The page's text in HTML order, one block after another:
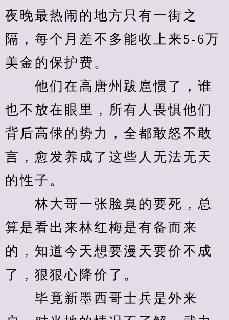
夜晚最热闹的地方只有一街之
隔，每个月差不多能收上来5-6万
美金的保护费。
他们在高唐州跋扈惯了，谁
也不放在眼里，所有人畏惧他们
背后高俅的势力，全都敢怒不敢
言，愈发养成了这些人无法无天
的性子。
林大哥一张脸臭的要死，总
算是看出来林红梅是有备而来
的，知道今天想要漫天要价不成
了，狠狠心降价了。
毕竟新墨西哥士兵是外来